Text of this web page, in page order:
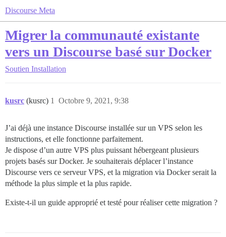
Discourse Meta
Migrer la communauté existante
vers un Discourse basé sur Docker
Soutien Installation
kusrc (kusrc) Octobre 9, 2021, 9:38
1
J’ai déjà une instance Discourse installée sur un VPS selon les
instructions, et elle fonctionne parfaitement.
Je dispose d’un autre VPS plus puissant hébergeant plusieurs
projets basés sur Docker. Je souhaiterais déplacer l’instance
Discourse vers ce serveur VPS, et la migration via Docker serait la
méthode la plus simple et la plus rapide.
Existe-t-il un guide approprié et testé pour réaliser cette migration ?